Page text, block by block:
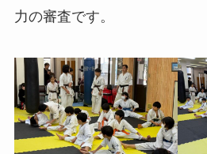
力の審査です。